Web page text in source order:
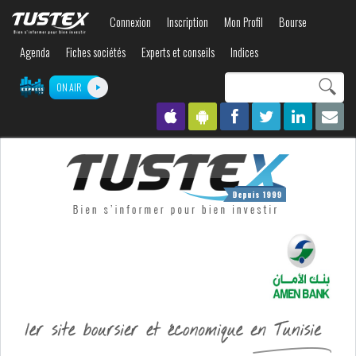
contenu
Connexion Inscription Mon Profil
Bourse
Agenda
Fiches sociétés Experts et conseils Indices
ON AIR
recherche